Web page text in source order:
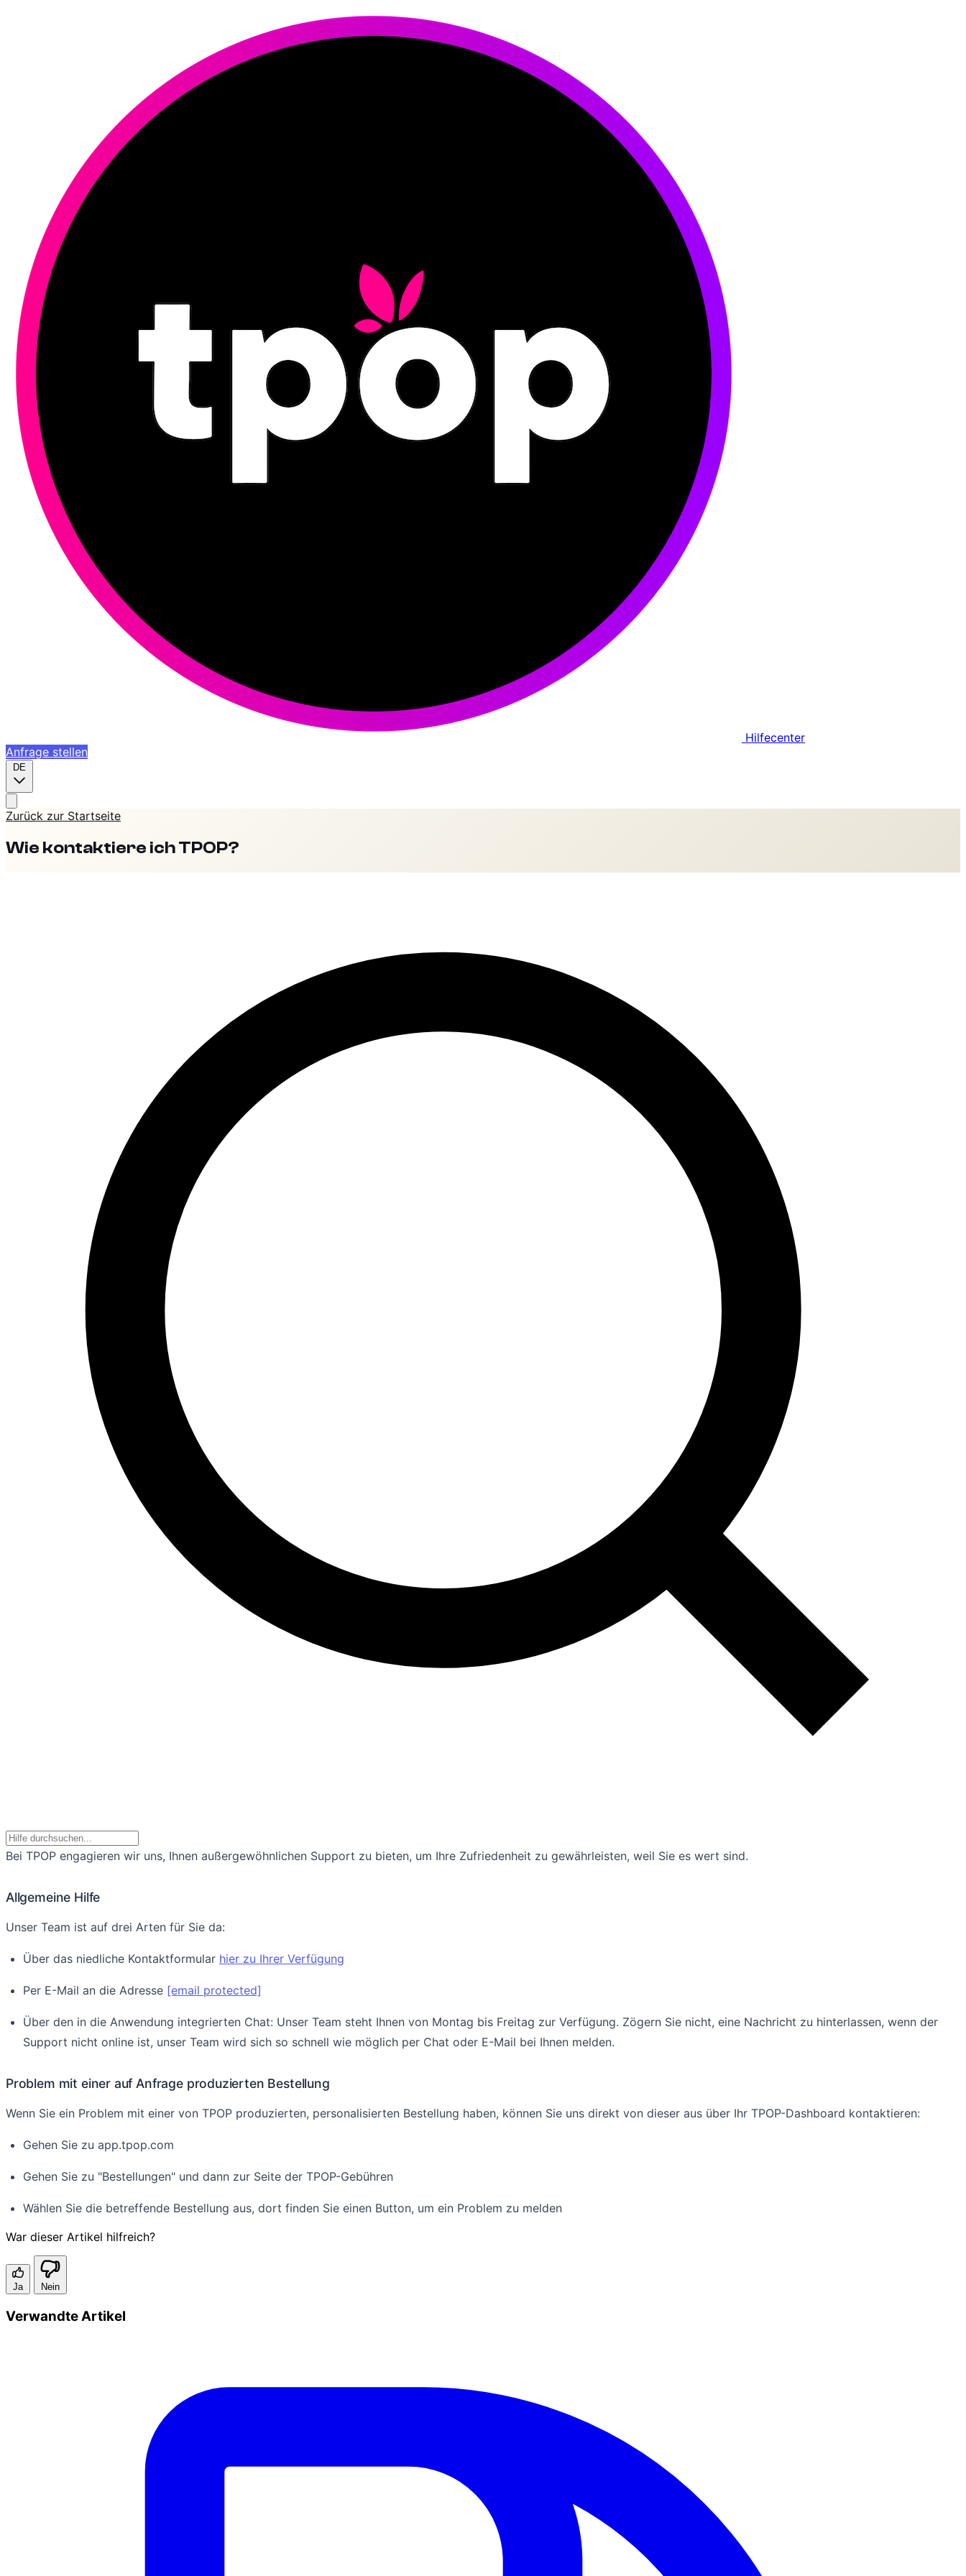
Hilfecenter
Anfrage stellen
DE
Zurück zur Startseite
Wie kontaktiere ich TPOP?
Bei TPOP engagieren wir uns, Ihnen außergewöhnlichen Support zu bieten, um Ihre Zufriedenheit zu gewährleisten, weil Sie es wert sind.
Allgemeine Hilfe
Unser Team ist auf drei Arten für Sie da:
Über das niedliche Kontaktformular hier zu Ihrer Verfügung
Per E-Mail an die Adresse [email protected]
Über den in die Anwendung integrierten Chat: Unser Team steht Ihnen von Montag bis Freitag zur Verfügung. Zögern Sie nicht, eine Nachricht zu hinterlassen, wenn der
Support nicht online ist, unser Team wird sich so schnell wie möglich per Chat oder E-Mail bei Ihnen melden.
Problem mit einer auf Anfrage produzierten Bestellung
Wenn Sie ein Problem mit einer von TPOP produzierten, personalisierten Bestellung haben, können Sie uns direkt von dieser aus über Ihr TPOP-Dashboard kontaktieren:
Gehen Sie zu app.tpop.com
Gehen Sie zu "Bestellungen" und dann zur Seite der TPOP-Gebühren
Wählen Sie die betreffende Bestellung aus, dort finden Sie einen Button, um ein Problem zu melden
War dieser Artikel hilfreich?
Ja Nein
Verwandte Artikel